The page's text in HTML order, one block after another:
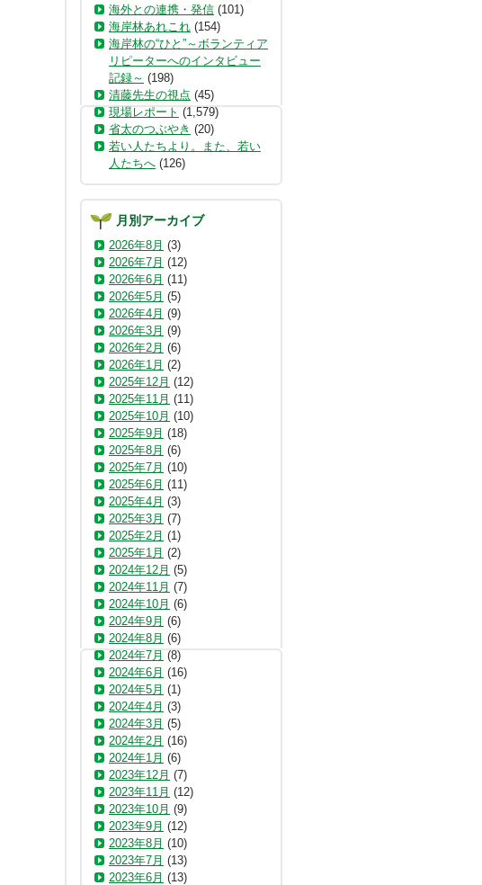
海外との連携・発信 (101)
海岸林あれこれ (154)
海岸林の“ひと”～ボランティア
リピーターへのインタビュー
記録～ (198)
清藤先生の視点 (45)
現場レポート (1,579)
省太のつぶやき (20)
若い人たちより。また、若い
人たちへ (126)
月別アーカイブ
2026年8月 (3)
2026年7月 (12)
2026年6月 (11)
2026年5月 (5)
2026年4月 (9)
2026年3月 (9)
2026年2月 (6)
2026年1月 (2)
2025年12月 (12)
2025年11月 (11)
2025年10月 (10)
2025年9月 (18)
2025年8月 (6)
2025年7月 (10)
2025年6月 (11)
2025年4月 (3)
2025年3月 (7)
2025年2月 (1)
2025年1月 (2)
2024年12月 (5)
2024年11月 (7)
2024年10月 (6)
2024年9月 (6)
2024年8月 (6)
2024年7月 (8)
2024年6月 (16)
2024年5月 (1)
2024年4月 (3)
2024年3月 (5)
2024年2月 (16)
2024年1月 (6)
2023年12月 (7)
2023年11月 (12)
2023年10月 (9)
2023年9月 (12)
2023年8月 (10)
2023年7月 (13)
2023年6月 (13)